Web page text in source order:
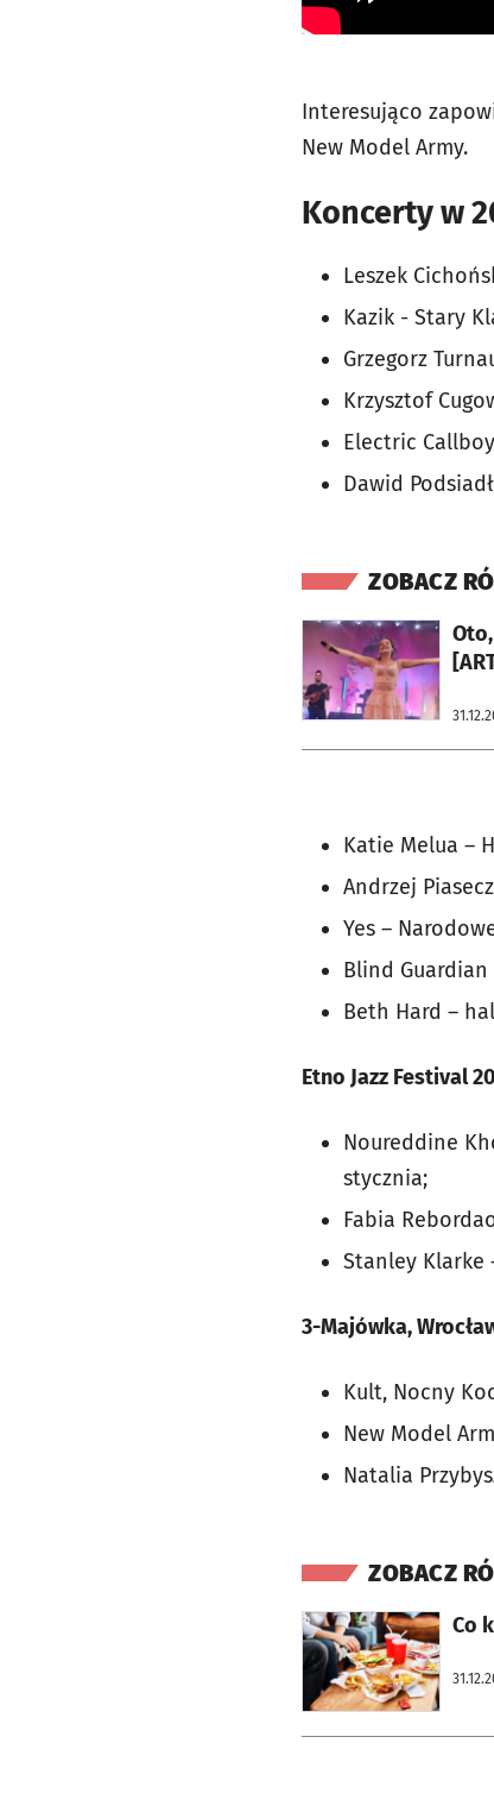
Interesująco
New Model Army.
Koncerty w
Leszek
Kazik - Stary
Grzegorz
Krzysztof
Electric
Dawid
ZOBACZ
otworzy się w nowej karcie
Katie Melua –
Andrzej
Yes –
Blind Guardian
Beth Hard –
Etno Jazz Festival
Noureddine
stycznia;
Fabia
Stanley Klarke
3-Majówka,
Kult, Nocny
New Model
Natalia
ZOBACZ
Co
otworzy się w nowej karcie